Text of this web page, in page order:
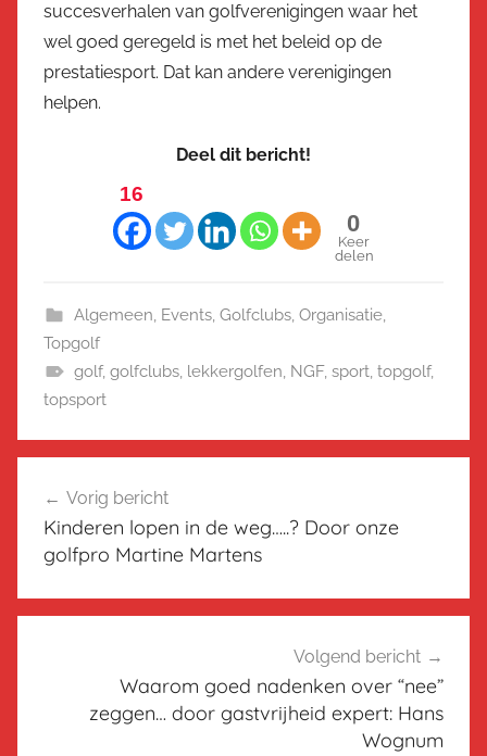
succesverhalen van golfverenigingen waar het
wel goed geregeld is met het beleid op de
prestatiesport. Dat kan andere verenigingen
helpen.
Deel dit bericht!
16
0
Keer
delen
Algemeen, Events, Golfclubs, Organisatie,
Topgolf
golf, golfclubs, lekkergolfen, NGF, sport, topgolf,
topsport
navigatie
Vorig bericht
Kinderen lopen in de weg…..? Door onze
golfpro Martine Martens
Volgend bericht
Waarom goed nadenken over “nee”
zeggen… door gastvrijheid expert: Hans
Wognum